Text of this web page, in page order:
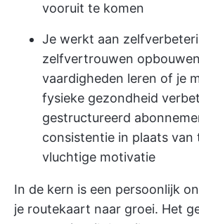
vooruit te komen
Je werkt aan
zelfvertrouwen
vaardigheden leren of je
fysieke gezondheid
gestructureerd
consistentie in plaats
vluchtige motivatie
In de kern is een persoonlijk
je routekaart naar groei. Het